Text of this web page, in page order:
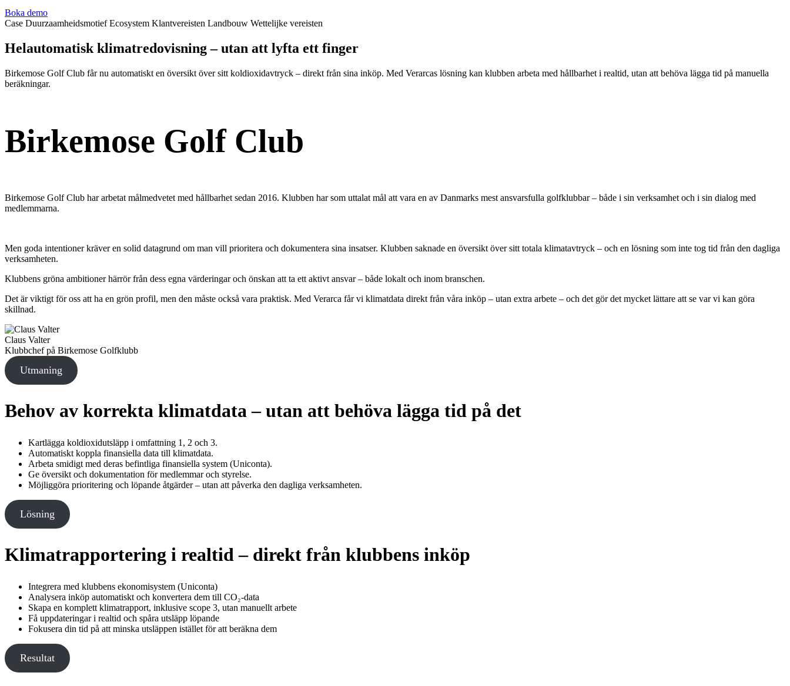
Boka demo
Case Duurzaamheidsmotief Ecosystem Klantvereisten Landbouw Wettelijke vereisten
Helautomatisk klimatredovisning – utan att lyfta ett finger
Birkemose Golf Club får nu automatiskt en översikt över sitt koldioxidavtryck – direkt från sina inköp. Med Verarcas lösning kan klubben arbeta med hållbarhet i realtid, utan att behöva lägga tid på manuella
beräkningar.
Birkemose Golf Club
Birkemose Golf Club har arbetat målmedvetet med hållbarhet sedan 2016. Klubben har som uttalat mål att vara en av Danmarks mest ansvarsfulla golfklubbar – både i sin verksamhet och i sin dialog med
medlemmarna.
Men goda intentioner kräver en solid datagrund om man vill prioritera och dokumentera sina insatser. Klubben saknade en översikt över sitt totala klimatavtryck – och en lösning som inte tog tid från den dagliga
verksamheten.
Klubbens gröna ambitioner härrör från dess egna värderingar och önskan att ta ett aktivt ansvar – både lokalt och inom branschen.
Det är viktigt för oss att ha en grön profil, men den måste också vara praktisk. Med Verarca får vi klimatdata direkt från våra inköp – utan extra arbete – och det gör det mycket lättare att se var vi kan göra
skillnad.
Claus Valter
Klubbchef på Birkemose Golfklubb
Utmaning
Behov av korrekta klimatdata – utan att behöva lägga tid på det
Kartlägga koldioxidutsläpp i omfattning 1, 2 och 3.
Automatiskt koppla finansiella data till klimatdata.
Arbeta smidigt med deras befintliga finansiella system (Uniconta).
Ge översikt och dokumentation för medlemmar och styrelse.
Möjliggöra prioritering och löpande åtgärder – utan att påverka den dagliga verksamheten.
Lösning
Klimatrapportering i realtid – direkt från klubbens inköp
Integrera med klubbens ekonomisystem (Uniconta)
Analysera inköp automatiskt och konvertera dem till CO₂-data
Skapa en komplett klimatrapport, inklusive scope 3, utan manuellt arbete
Få uppdateringar i realtid och spåra utsläpp löpande
Fokusera din tid på att minska utsläppen istället för att beräkna dem
Resultat